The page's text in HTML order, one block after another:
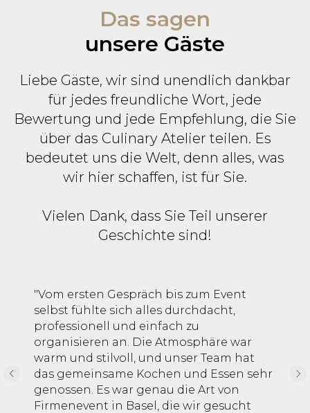
Das sagen
unsere Gäste
Liebe Gäste, wir sind unendlich dankbar
für jedes freundliche Wort, jede
Bewertung und jede Empfehlung, die Sie
über das Culinary Atelier teilen. Es
bedeutet uns die Welt, denn alles, was
wir hier schaffen, ist für Sie.
Vielen Dank, dass Sie Teil unserer
Geschichte sind!
"Vom ersten Gespräch bis zum Event
selbst fühlte sich alles durchdacht,
professionell und einfach zu
organisieren an. Die Atmosphäre war
warm und stilvoll, und unser Team hat
das gemeinsame Kochen und Essen sehr
genossen. Es war genau die Art von
Firmenevent in Basel, die wir gesucht